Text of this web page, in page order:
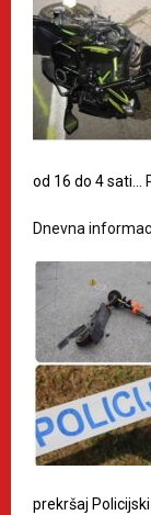
od 16 do 4 sati…
Dnevna
prekršaj